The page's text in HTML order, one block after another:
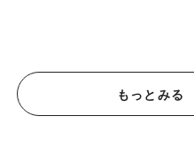
もっとみる